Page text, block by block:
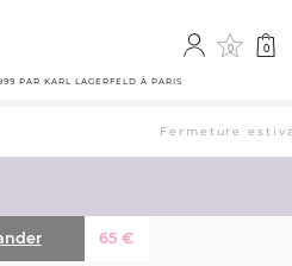
0 0
PAR KARL LAGERFELD À PARIS
Fermeture
65€